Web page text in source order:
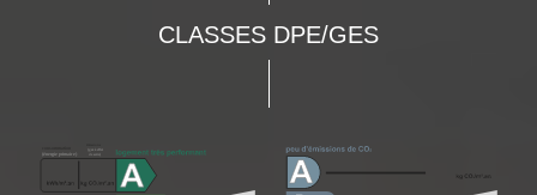
CLASSES DPE/GES